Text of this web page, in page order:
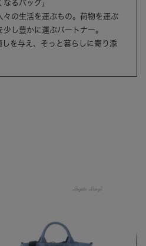
なるバッグ」
々の生活を運ぶもの。荷物を運ぶ
し豊かに運ぶパートナー。
を与え、そっと暮らしに寄り添